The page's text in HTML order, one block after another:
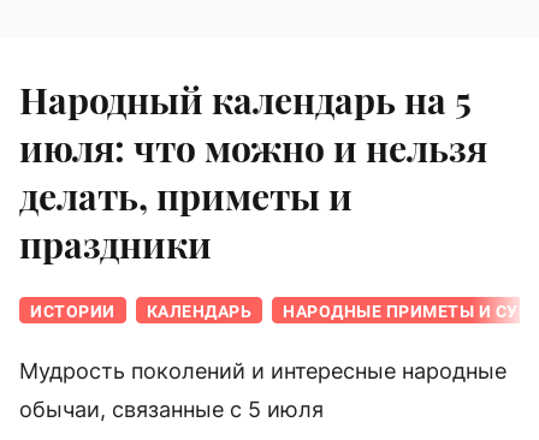
Народный календарь на 5
июля: что можно и нельзя
делать, приметы и
праздники
ИСТОРИИ КАЛЕНДАРЬ НАРОДНЫЕ ПРИМЕТЫ И
Мудрость поколений и интересные народные
обычаи, связанные с 5 июля